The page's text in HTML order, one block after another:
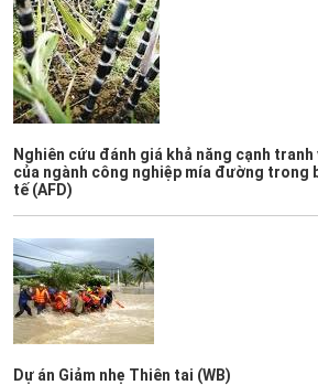
Nghiên cứu đánh giá khả năng cạnh tranh
của ngành công nghiệp mía đường trong
tế (AFD)
Dự án Giảm nhẹ Thiên tai (WB)